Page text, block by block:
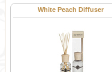
White Peach Diffuser